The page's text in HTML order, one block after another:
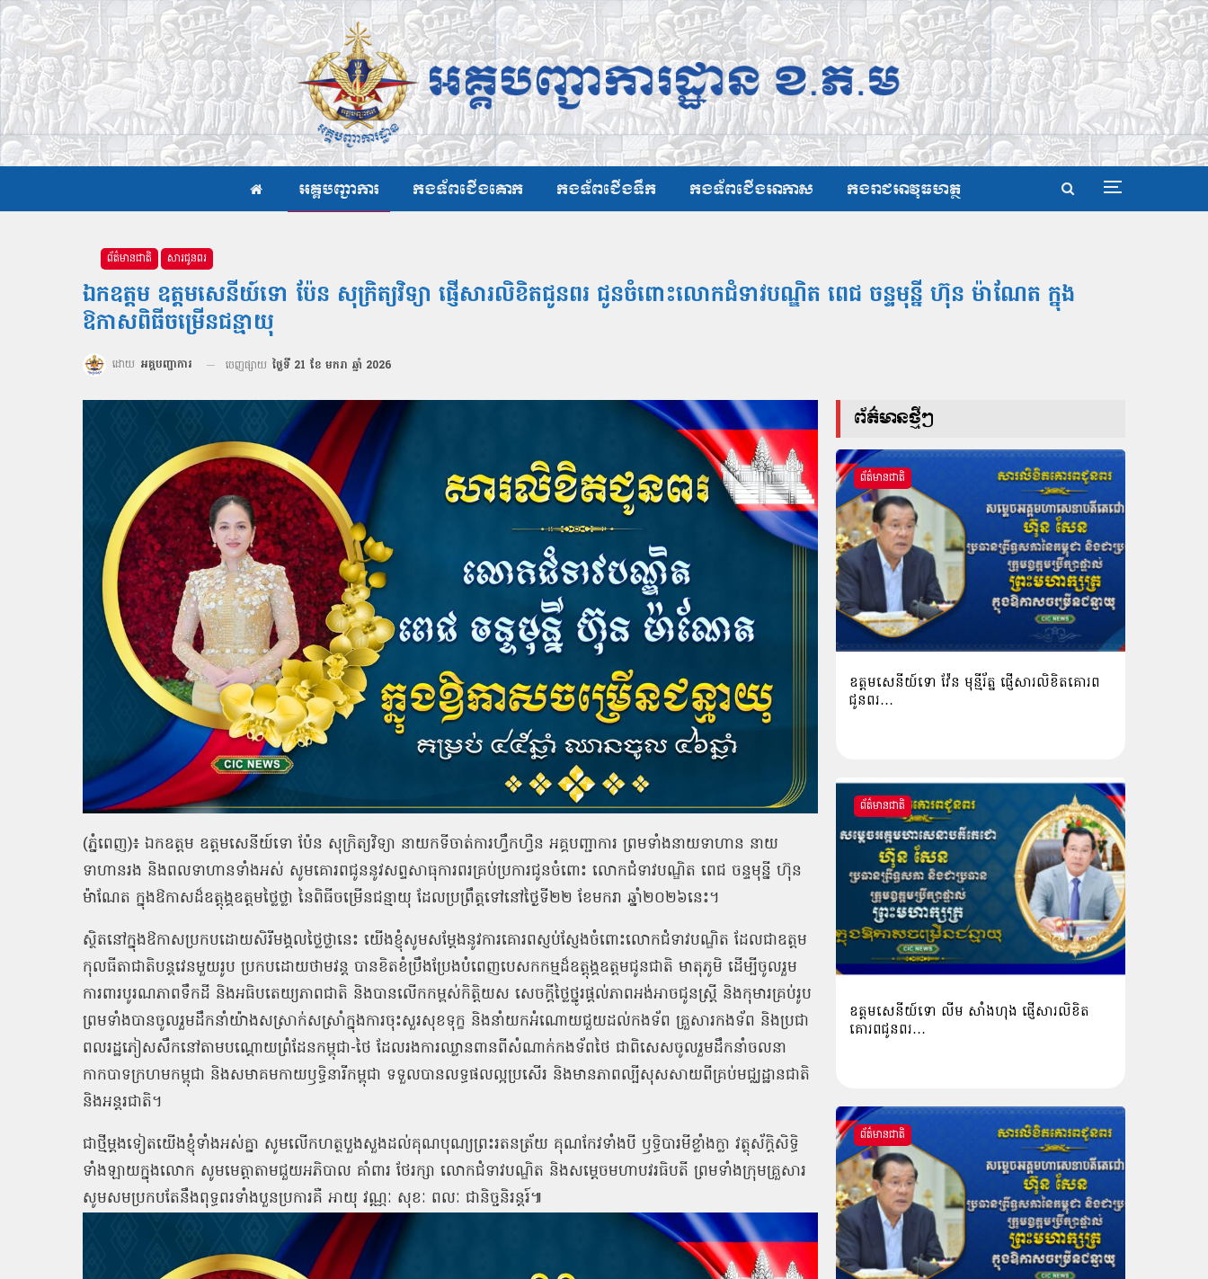
អគ្គបញ្ជាការ កងទ័ពជើងគោក កងទ័ពជើងទឹក កងទ័ពជើងអាកាស កងរាជអាវុធហត្ថ
ព័ត៌មានជាតិ សារជូនពរ
ឯកឧត្ដម ឧត្ដមសេនីយ៍ទោ ប៉ែន សុក្រិត្យវិទ្យា ផ្ញើសារលិខិតជូនពរ ជូនចំពោះលោកជំទាវបណ្ឌិត ពេជ ចន្ទមុន្នី ហ៊ុន ម៉ាណែត ក្នុង
ឱកាសពិធីចម្រើនជន្មាយុ
ដោយ អគ្គបញ្ជាការ ចេញផ្សាយ ថ្ងៃទី 21 ខែ មករា ឆ្នាំ 2026
(ភ្នំពេញ)៖ ឯកឧត្ដម ឧត្ដមសេនីយ៍ទោ ប៉ែន សុក្រិត្យវិទ្យា នាយកទីចាត់ការហ្វឹកហ្វឺន អគ្គបញ្ជាការ ព្រមទាំងនាយទាហាន នាយ
ទាហានរង និងពលទាហានទាំងអស់ សូមគោរពជូននូវសព្ទសាធុការពរគ្រប់ប្រការជូនចំពោះ លោកជំទាវបណ្ឌិត ពេជ ចន្ទមុន្នី ហ៊ុន
ម៉ាណែត ក្នុងឱកាសដ៏ឧត្តុង្គឧត្តមថ្លៃថ្លា នៃពិធីចម្រើនជន្មាយុ ដែលប្រព្រឹត្តទៅនៅថ្ងៃទី២២ ខែមករា ឆ្នាំ២០២៦នេះ។
ស្ថិតនៅក្នុងឱកាសប្រកបដោយសិរីមង្គលថ្លៃថ្លានេះ យើងខ្ញុំសូមសម្តែងនូវការគោរពស្ញប់ស្ញែងចំពោះលោកជំទាវបណ្ឌិត ដែលជាឧត្តម
កុលធីតាជាតិបន្តវេនមួយរូប ប្រកបដោយថាមវន្ត បានខិតខំប្រឹងប្រែងបំពេញបេសកកម្មដ៏ឧត្តុង្គឧត្តមជូនជាតិ មាតុភូមិ ដើម្បីចូលរួម
ការពារបូរណភាពទឹកដី និងអធិបតេយ្យភាពជាតិ និងបានលើកកម្ពស់កិត្តិយស សេចក្ដីថ្លៃថ្នូរផ្តល់ភាពអង់អាចជូនស្ត្រី និងកុមារគ្រប់រូប
ព្រមទាំងបានចូលរួមដឹកនាំយ៉ាងសស្រាក់សស្រាំក្នុងការចុះសួរសុខទុក្ខ និងនាំយកអំណោយជួយដល់កងទ័ព គ្រួសារកងទ័ព និងប្រជា
ពលរដ្ឋភៀសសឹកនៅតាមបណ្ដោយព្រំដែនកម្ពុជា-ថៃ ដែលរងការឈ្លានពានពីសំណាក់កងទ័ពថៃ ជាពិសេសចូលរួមដឹកនាំចលនា
កាកបាទក្រហមកម្ពុជា និងសមាគមកាយឫទ្ធិនារីកម្ពុជា ទទួលបានលទ្ធផលល្អប្រសើរ និងមានភាពល្បីសុសសាយពីគ្រប់មជ្ឈដ្ឋានជាតិ
និងអន្តរជាតិ។
ជាថ្មីម្តងទៀតយើងខ្ញុំទាំងអស់គ្នា សូមលើកហត្ថបួងសួងដល់គុណបុណ្យព្រះរតនត្រ័យ គុណកែវទាំងបី ឫទ្ធិបារមីខ្លាំងក្លា វត្ថុស័ក្តិសិទ្ធិ
ទាំងឡាយក្នុងលោក សូមមេត្តាតាមជួយអភិបាល គាំពារ ថែរក្សា លោកជំទាវបណ្ឌិត និងសម្តេចមហាបវរធិបតី ព្រមទាំងក្រុមគ្រួសារ
សូមសមប្រកបតែនឹងពុទ្ធពរទាំងបួនប្រការគឺ អាយុ វណ្ណៈ សុខៈ ពលៈ ជានិច្ចនិរន្តរ៍៕
ព័ត៌មានថ្មីៗ
ព័ត៌មានជាតិ
ឧត្តមសេនីយ៍ទោ វ៉ែន មុន្មីរ័ត្ន ផ្ញើសារលិខិតគោរព
ជូនពរ…
ព័ត៌មានជាតិ
ឧត្តមសេនីយ៍ទោ លីម​ សាំង​ហុង​ ផ្ញើសារលិខិត
គោរពជូនពរ…
ព័ត៌មានជាតិ